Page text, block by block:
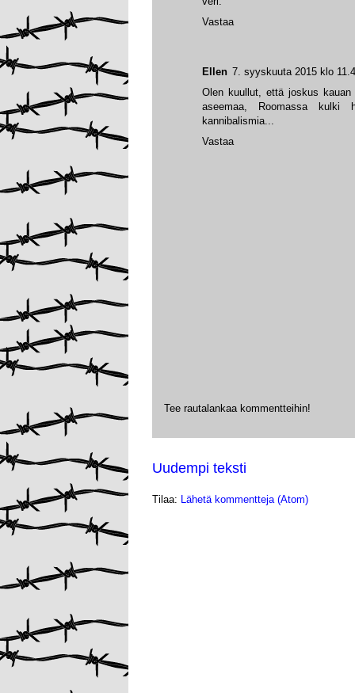
Ellen 7. syyskuuta 2015 klo
Olen kuullut, että joskus
aseemaa, Roomassa kulki
kannibalismia...
Vastaa
Vastaa
Tee rautalankaa kommentteihin!
Uudempi teksti
Tilaa: Lähetä kommentteja (Atom)